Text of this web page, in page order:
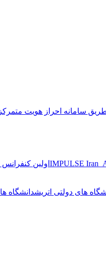
سامانه احراز هويت متمركز
اولین
های دولتی اتریشدانشگاه